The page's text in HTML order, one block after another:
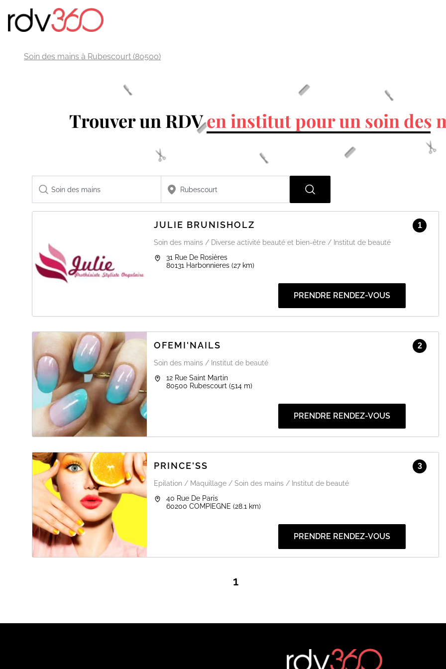
Soin des mains à Rubescourt (80500)
Trouver un RDVen institut pour un soin des
JULIE BRUNISHOLZ 1
Soin des mains / Diverse activité beauté et bien-être / Institut de beauté
31 Rue De Rosières
80131 Harbonnieres (27 km)
PRENDRE RENDEZ-VOUS
OFEMI'NAILS 2
Soin des mains / Institut de beauté
12 Rue Saint Martin
80500 Rubescourt (514 m)
PRENDRE RENDEZ-VOUS
PRINCE'SS 3
Epilation / Maquillage / Soin des mains / Institut de beauté
40 Rue De Paris
60200 COMPIEGNE (28.1 km)
PRENDRE RENDEZ-VOUS
1